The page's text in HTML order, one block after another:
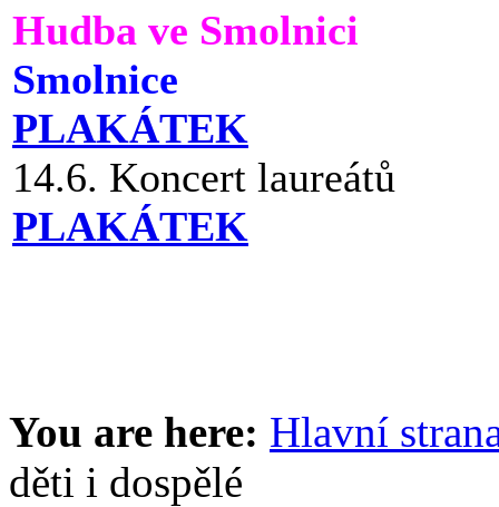
Hudba ve Smolnici
Smolnice
PLAKÁTEK
14.6. Koncert laureátů
PLAKÁTEK
You are here: Hlavní
děti i dospělé